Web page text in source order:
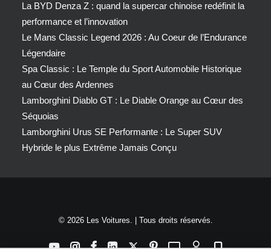
La BYD Denza Z : quand la supercar chinoise redéfinit la
performance et l’innovation
Le Mans Classic Legend 2026 : Au Coeur de l’Endurance
Légendaire
Spa Classic : Le Temple du Sport Automobile Historique
au Cœur des Ardennes
Lamborghini Diablo GT : Le Diable Orange au Cœur des
Séquoias
Lamborghini Urus SE Performante : Le Super SUV
Hybride le plus Extrême Jamais Conçu
© 2026 Les Voitures. | Tous droits réservés.